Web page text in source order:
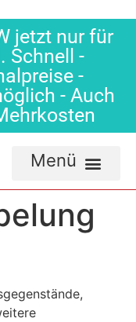
jetzt nur für
Schnell -
-
- Auch